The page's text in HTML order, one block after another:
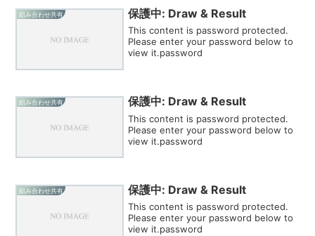
組み合わせ共有 保護中: Draw & Result
This content is password protected.
Please enter your password below to
view it.password
組み合わせ共有 保護中: Draw & Result
This content is password protected.
Please enter your password below to
view it.password
組み合わせ共有 保護中: Draw & Result
This content is password protected.
Please enter your password below to
view it.password